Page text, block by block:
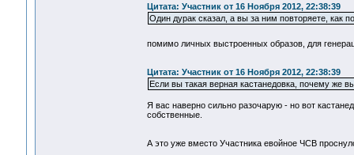
Цитата: Участник от 16 Ноября 2012, 22:38:39
Один дурак сказал, а вы за ним повторяете, как
помимо личных выстроенных образов, для
Цитата: Участник от 16 Ноября 2012, 22:38:39
Если вы такая верная кастанедовка, почему же
Я вас наверно сильно разочарую - но вот
собственные.
А это уже вместо Участника евойное ЧСВ